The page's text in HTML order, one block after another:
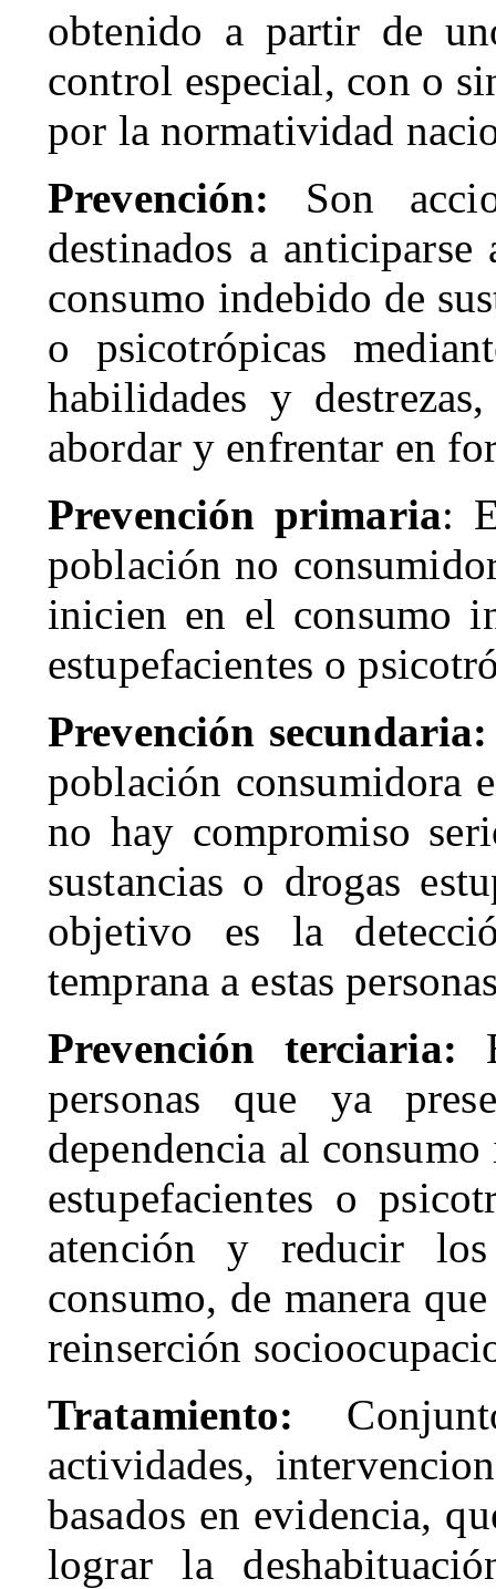
obtenido a partir de
control especial, con o
por la normatividad
Prevención: Son
destinados a
consumo indebido de
o psicotrópicas
habilidades y
abordar y enfrentar en
Prevención primaria:
población no
inicien en el consumo
estupefacientes o
Prevención secundaria:
población consumidora
no hay compromiso
sustancias o drogas
objetivo es la
temprana a estas
Prevención terciaria:
personas que ya
dependencia al
estupefacientes o
atención y reducir
consumo, de manera
reinserción
Tratamiento:
actividades,
basados en evidencia,
lograr la